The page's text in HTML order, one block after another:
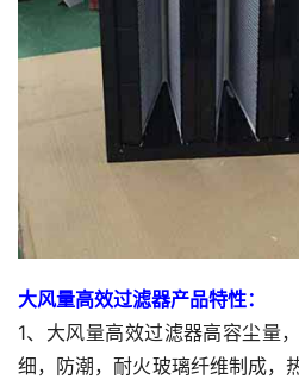
大风量高效过滤器产品特性：
1、大风量高效过滤器高容尘量
细，防潮，耐火玻璃纤维制成，